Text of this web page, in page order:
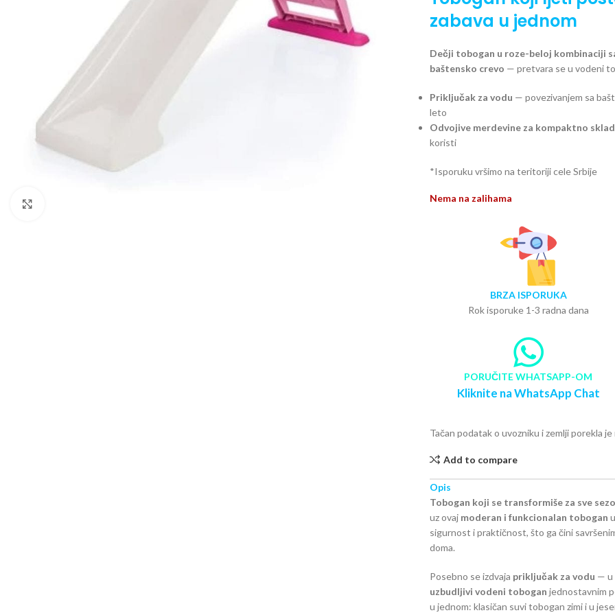
zabava u jednom
Dečji tobogan u roze-beloj kombinaciji
baštensko crevo — pretvara se u vodeni
Priključak za vodu — povezivanjem sa
leto
Odvojive merdevine za kompaktno
koristi
*Isporuku vršimo na teritoriji cele Srbije
Nema na zalihama
BRZA ISPORUKA
Rok isporuke 1-3 radna dana
PORUČITE WHATSAPP-OM
Kliknite na WhatsApp Chat
Tačan podatak o uvozniku i zemlji porekla
Add to compare
Opis
Tobogan koji se transformiše za sve
uz ovaj moderan i funkcionalan tobogan
sigurnost i praktičnost, što ga čini
doma.
Posebno se izdvaja priključak za vodu — u
uzbudljivi vodeni tobogan jednostavnim
u jednom: klasičan suvi tobogan zimi i u